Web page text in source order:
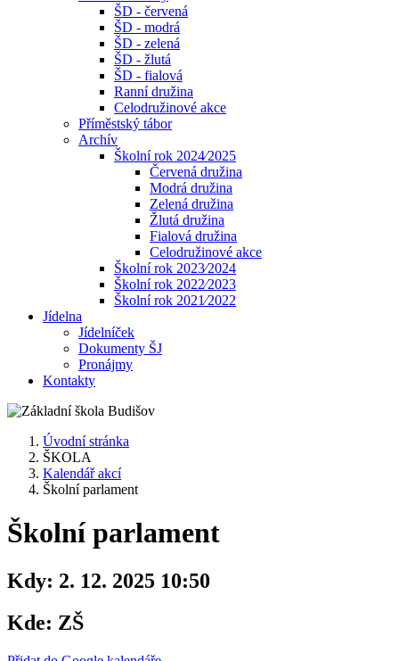
ŠD - červená
ŠD - modrá
ŠD - zelená
ŠD - žlutá
ŠD - fialová
Ranní družina
Celodružinové akce
Příměstský tábor
Archív
Školní rok 2024⁄2025
Červená družina
Modrá družina
Zelená družina
Žlutá družina
Fialová družina
Celodružinové akce
Školní rok 2023⁄2024
Školní rok 2022⁄2023
Školní rok 2021⁄2022
Jídelna
Jídelníček
Dokumenty ŠJ
Pronájmy
Kontakty
Úvodní stránka
ŠKOLA
Kalendář akcí
Školní parlament
Školní parlament
Kdy: 2. 12. 2025 10:50
Kde: ZŠ